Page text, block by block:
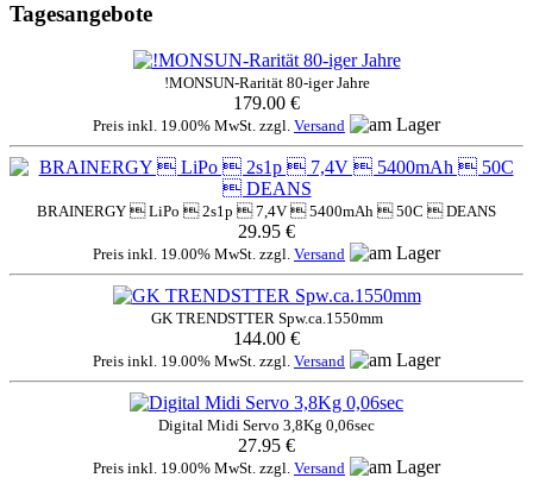
Tagesangebote
!MONSUN-Rarität 80-iger Jahre
179.00 €
Preis inkl. 19.00% MwSt. zzgl. Versand
BRAINERGY  LiPo  2s1p  7,4V  5400mAh  50C  DEANS
29.95 €
Preis inkl. 19.00% MwSt. zzgl. Versand
GK TRENDSTTER Spw.ca.1550mm
144.00 €
Preis inkl. 19.00% MwSt. zzgl. Versand
Digital Midi Servo 3,8Kg 0,06sec
27.95 €
Preis inkl. 19.00% MwSt. zzgl. Versand